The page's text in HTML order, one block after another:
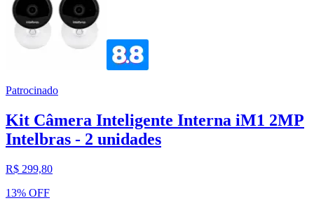
Patrocinado
Kit Câmera Inteligente Interna iM1 2MP
Intelbras - 2 unidades
R$ 299,80
13% OFF